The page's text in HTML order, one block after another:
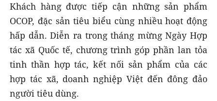
Khách hàng được tiếp cận những sản phẩm
OCOP, đặc sản tiêu biểu cùng nhiều hoạt động
hấp dẫn. Diễn ra trong tháng mừng Ngày Hợp
tác xã Quốc tế, chương trình góp phần lan tỏa
tinh thần hợp tác, kết nối sản phẩm của các
hợp tác xã, doanh nghiệp Việt đến đông đảo
người tiêu dùng.